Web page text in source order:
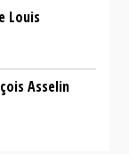
Louis
Asselin